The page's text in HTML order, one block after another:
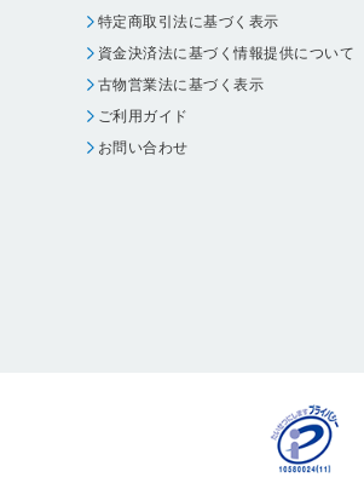
特定商取引法に基づく表示
資金決済法に基づく情報提供について
古物営業法に基づく表示
ご利用ガイド
お問い合わせ